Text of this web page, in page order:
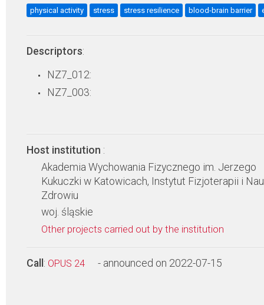
physical activity stress stress resilience blood-brain barrier
Descriptors:
NZ7_012:
NZ7_003:
Host institution :
Akademia Wychowania Fizycznego im. Jerzego
Kukuczki w Katowicach, Instytut Fizjoterapii i
Zdrowiu
woj. śląskie
Other projects carried out by the institution
Call : OPUS 24 - announced on 2022-07-15